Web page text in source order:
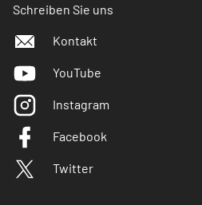
Schreiben Sie uns
Kontakt
YouTube
Instagram
Facebook
Twitter